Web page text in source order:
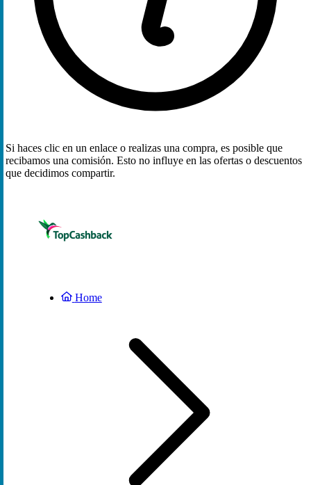
Si haces clic en un enlace o realizas una compra, es posible que
recibamos una comisión. Esto no influye en las ofertas o descuentos
que decidimos compartir.
Home